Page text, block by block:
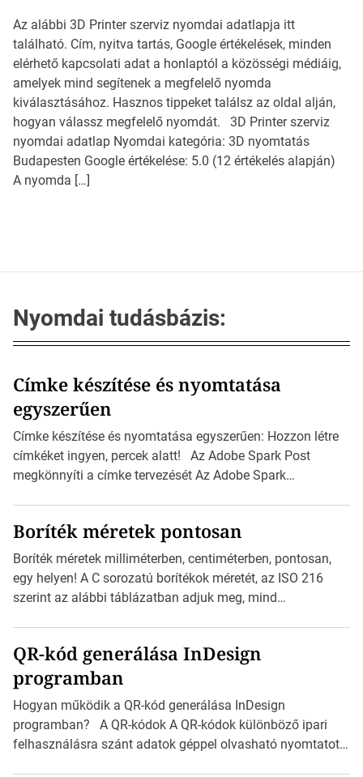
Az alábbi 3D Printer szerviz nyomdai adatlapja itt
található. Cím, nyitva tartás, Google értékelések, minden
elérhető kapcsolati adat a honlaptól a közösségi médiáig,
amelyek mind segítenek a megfelelő nyomda
kiválasztásához. Hasznos tippeket találsz az oldal alján,
hogyan válassz megfelelő nyomdát. 3D Printer szerviz
nyomdai adatlap Nyomdai kategória: 3D nyomtatás
Budapesten Google értékelése: 5.0 (12 értékelés alapján)
A nyomda […]
Nyomdai tudásbázis:
Címke készítése és nyomtatása
egyszerűen
Címke készítése és nyomtatása egyszerűen: Hozzon létre
címkéket ingyen, percek alatt! Az Adobe Spark Post
megkönnyíti a címke tervezését Az Adobe Spark
igazán foroghatnak a kreatív fogaskerekek, miközben
zajlik a saját címke készítése. Hogyan készítsünk címkét?
Válasszon méretet és alakot: Válassza ki a kívánt címke
méretét. Akár néhány személyes […]
Boríték méretek pontosan
Boríték méretek milliméterben, centiméterben, pontosan,
egy helyen! A C sorozatú borítékok méretét, az ISO 216
szerint az alábbi táblázatban adjuk meg, mind
az A4-es papírlaphoz viszonyítva. Az amerikai és észak-
amerikai boríték méretére az ISO 216 nem vonatkozik.
Boríték méretének táblázata C0-tól C10-ig […]
QR-kód generálása InDesign
programban
Hogyan működik a QR-kód generálása InDesign
programban? A QR-kódok A QR-kódok különböző ipari
felhasználásra szánt adatok géppel olvasható nyomtatott